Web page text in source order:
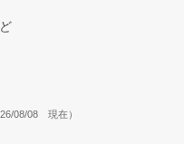
08/08 現在）